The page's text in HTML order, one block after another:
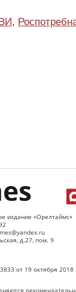
,
издание «Орелтаймс»
д.27, пом. 9
от 19 октября